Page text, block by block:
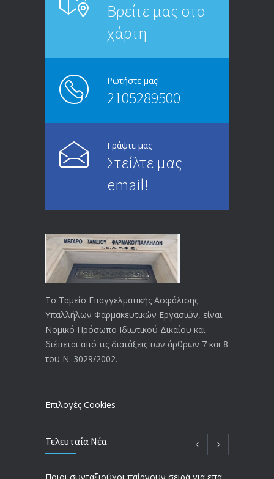
Βρείτε μας στο
χάρτη
Ρωτήστε μας!
2105289500
Γράψτε μας
Στείλτε μας
email!
Το Ταμείο Επαγγελματικής Ασφάλισης
Υπαλλήλων Φαρμακευτικών Εργασιών, είναι
Νομικό Πρόσωπο Ιδιωτικού Δικαίου και
διέπεται από τις διατάξεις των άρθρων 7 και 8
του Ν. 3029/2002.
Επιλογές Cookies
Τελευταία Νέα